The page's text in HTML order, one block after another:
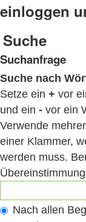
einloggen
Suche
Suchanfrage
Suche nach
Setze ein + vor
und ein - vor ein
Verwende
einer Klammer,
werden muss.
Nach allen